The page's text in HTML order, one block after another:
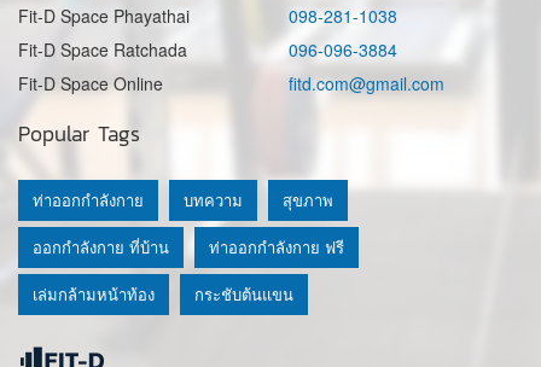
Fit-D Space Phayathai
098-281-1038
Fit-D Space Ratchada
096-096-3884
Fit-D Space Online
fitd.com@gmail.com
Popular Tags
ท่าออกกำลังกาย บทความ สุขภาพ
ออกกำลังกาย ที่บ้าน ท่าออกกำลังกาย ฟรี
เล่มกล้ามหน้าท้อง กระชับต้นแขน